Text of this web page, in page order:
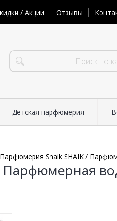
/ Акции Отзывы
Детская парфюмерия
Парфюмерия Shaik SHAIK /